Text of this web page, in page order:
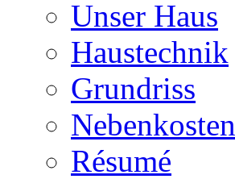
Unser Haus
Haustechnik
Grundriss
Nebenkosten
Ré­su­mé